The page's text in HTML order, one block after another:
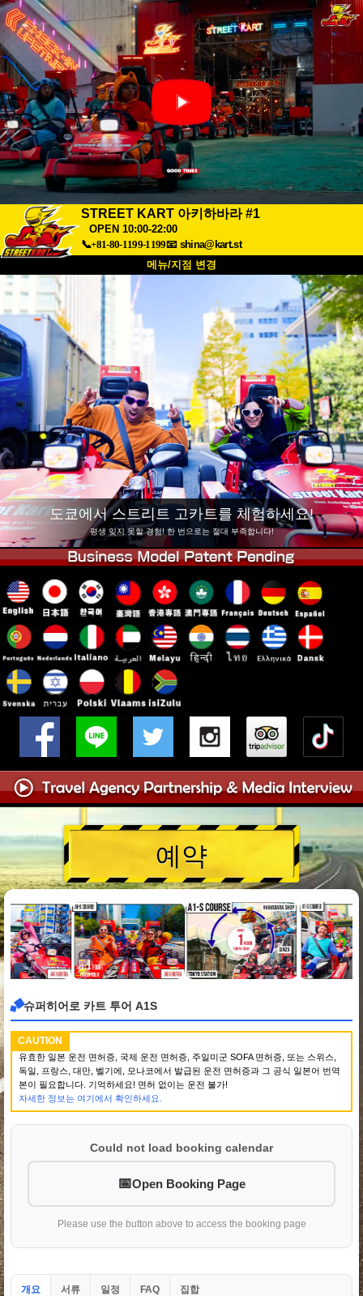
STREET KART 아키하바라 #1
OPEN 10:00-22:00
📞+81-80-1199-1199📧 shina@kart.st
메뉴/지점 변경
소개 가격
접근성 고객 리뷰 자주 묻는 질문
회사 정보 예약
지점 변경
도쿄 시나가와 #1 도쿄 아키하바라#1
도쿄 아키하바라#2 도쿄 시부야
도쿄 시부야 애넥스 도쿄 베이
도쿄 아사쿠사 오사카
오키나와
도쿄에서 스트리트 고카트를 체험하세요!
평생 잊지 못할 경험! 한 번으로는 절대 부족합니다!
예약
슈퍼히어로 카트 투어 A1S
CAUTION
유효한 일본 운전 면허증, 국제 운전 면허증, 주일미군 SOFA 면허증, 또는 스위스,
독일, 프랑스, 대만, 벨기에, 모나코에서 발급된 운전 면허증과 그 공식 일본어 번역
본이 필요합니다. 기억하세요! 면허 없이는 운전 불가!
자세한 정보는 여기에서 확인하세요.
Could not load booking calendar
Open Booking Page
Please use the button above to access the booking page
개요 서류 일정 FAQ 집합